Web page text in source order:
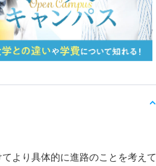
より具体的に進路のことを考えて